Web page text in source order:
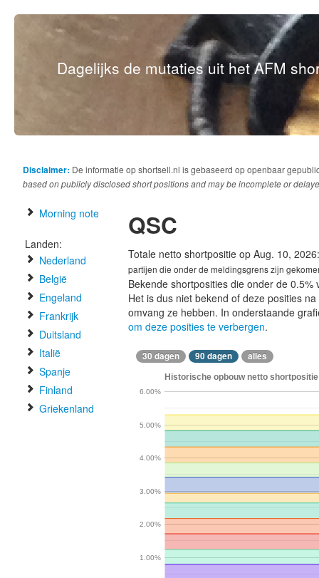
Dagelijks de mutaties uit het AFM
Disclaimer: De informatie op shortsell.nl is gebaseerd op openbaar
based on publicly disclosed short positions and may be incomplete or
Morning note
Landen:
Nederland
België
Engeland
Frankrijk
Duitsland
Italië
Spanje
Finland
Griekenland
QSC
Totale netto shortpositie op Aug. 10,
partijen die onder de meldingsgrens zijn
Bekende shortposities die onder de
Het is dus niet bekend of deze posities
omvang ze hebben. In onderstaande
om deze posities te verbergen.
30 dagen 90 dagen alles
Historische opbouw netto
1.00%
2.00%
3.00%
4.00%
5.00%
6.00%